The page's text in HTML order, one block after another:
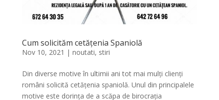
Cum solicităm cetățenia Spaniolă
Nov 10, 2021 | noutati, stiri
Din diverse motive în ultimii ani tot mai mulți clienți
români solicită cetățenia spaniolă. Unul din principalele
motive este dorința de a scăpa de birocrația